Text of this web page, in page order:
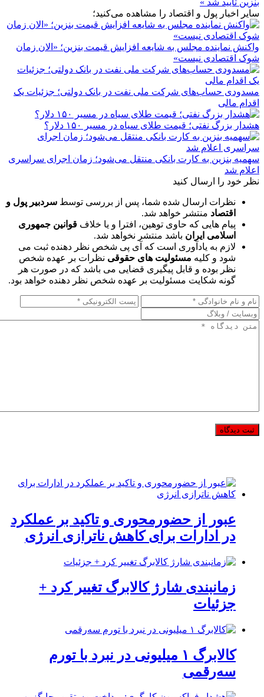
بنزین تایید شد »
سایر اخبار پول و اقتصاد را مشاهده می‌کنید؛
واکنش نماینده مجلس به شایعه افزایش قیمت بنزین؛ «الان زمان
شوک اقتصادی نیست»
مسدودی حساب‌های شرکت ملی نفت در بانک دولتی؛ جزئیات یک
اقدام مالی
هشدار بزرگ نفتی؛ قیمت طلای سیاه در مسیر ۱۵۰ دلار؟
سهمیه بنزین به کارت بانکی منتقل می‌شود؛ زمان اجرای سراسری
اعلام شد
نظر خود را ارسال کنید
نظرات ارسال شده شما، پس از بررسی توسط سردبیر پول و
اقتصاد منتشر خواهد شد.
پیام هایی که حاوی توهین، افترا و یا خلاف قوانین جمهوری
اسلامی ایران باشد منتشر نخواهد شد.
لازم به یادآوری است که آی پی شخص نظر دهنده ثبت می
شود و کلیه مسئولیت های حقوقی نظرات بر عهده شخص
نظر بوده و قابل پیگیری قضایی می باشد که در صورت هر
گونه شکایت مسئولیت بر عهده شخص نظر دهنده خواهد بود.
عبور از حضورمحوری و تاکید بر عملکرد
در ادارات برای کاهش ناترازی انرژی
زمانبندی شارژ کالابرگ تغییر کرد +
جزئیات
کالابرگ ۱ میلیونی در نبرد با تورم
سه‌رقمی